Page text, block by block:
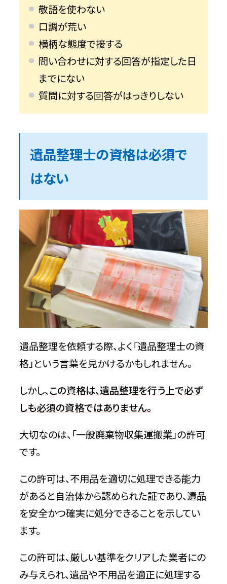
敬語を使わない
口調が荒い
横柄な態度で接する
問い合わせに対する回答が指定した日
までにない
質問に対する回答がはっきりしない
遺品整理士の資格は必須で
はない
遺品整理を依頼する際、よく「遺品整理士の資
格」という言葉を見かけるかもしれません。
しかし、この資格は、遺品整理を行う上で必ず
しも必須の資格ではありません。
大切なのは、「一般廃棄物収集運搬業」の許可
です。
この許可は、不用品を適切に処理できる能力
があると自治体から認められた証であり、遺品
を安全かつ確実に処分できることを示してい
ます。
この許可は、厳しい基準をクリアした業者にの
み与えられ、遺品や不用品を適正に処理する